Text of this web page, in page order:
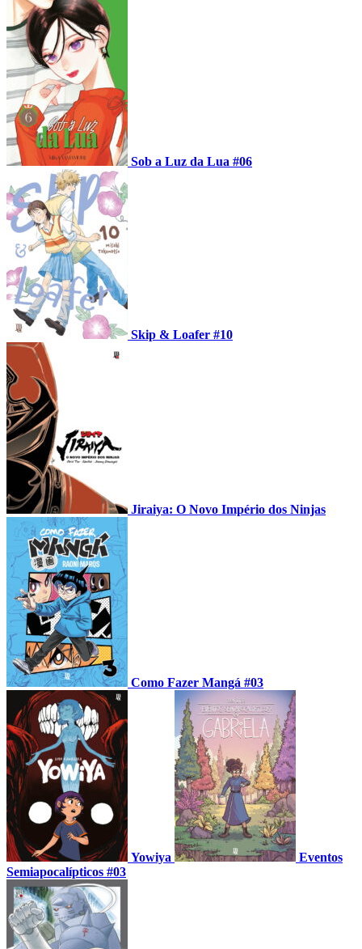
Sob a Luz da Lua #06
Skip & Loafer #10
Jiraiya: O Novo Império dos Ninjas
Como Fazer Mangá #03
Yowiya
Eventos
Semiapocalípticos #03